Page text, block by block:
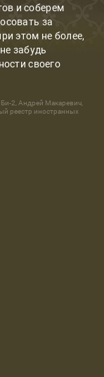
и соберем
за
этом не более,
забудь
своего
2, Андрей Макаревич,
реестр иностранных